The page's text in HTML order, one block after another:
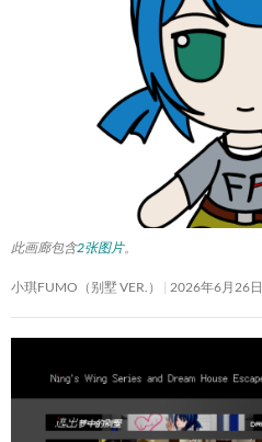
此画廊包含2张图片。
小琪FUMO（别墅 VER.） 2026年6月26日